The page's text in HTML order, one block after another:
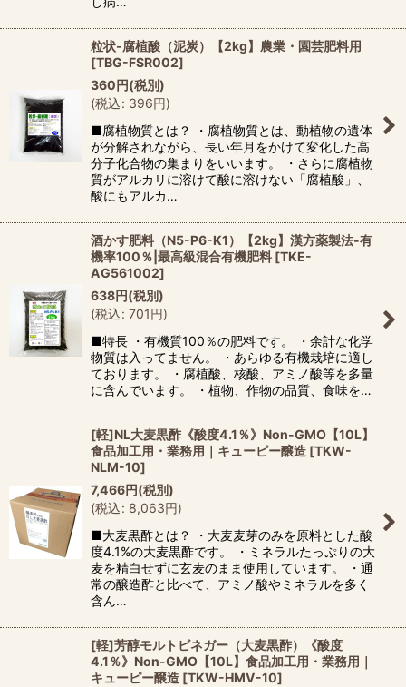
粒状-腐植酸（泥炭）【2kg】農業・園芸肥料用
[TBG-FSR002]
360円(税別)
(税込: 396円)
■腐植物質とは？ ・腐植物質とは、動植物の遺体
が分解されながら、長い年月をかけて変化した高
分子化合物の集まりをいいます。 ・さらに腐植物
質がアルカリに溶けて酸に溶けない「腐植酸」、
酸にもアルカ…
酒かす肥料（N5-P6-K1）【2kg】漢方薬製法-有
機率100％|最高級混合有機肥料 [TKE-
AG561002]
638円(税別)
(税込: 701円)
■特長 ・有機質100％の肥料です。 ・余計な化学
物質は入ってません。 ・あらゆる有機栽培に適し
ております。 ・腐植酸、核酸、アミノ酸等を多量
に含んでいます。 ・植物、作物の品質、食味を…
[軽]NL大麦黒酢《酸度4.1％》Non-GMO【10L】
食品加工用・業務用｜キューピー醸造 [TKW-
NLM-10]
7,466円(税別)
(税込: 8,063円)
■大麦黒酢とは？ ・大麦麦芽のみを原料とした酸
度4.1%の大麦黒酢です。 ・ミネラルたっぷりの大
麦を精白せずに玄麦のまま使用しています。 ・通
常の醸造酢と比べて、アミノ酸やミネラルを多く
含ん…
[軽]芳醇モルトビネガー（大麦黒酢）《酸度
4.1％》Non-GMO【10L】食品加工用・業務用｜
キューピー醸造 [TKW-HMV-10]